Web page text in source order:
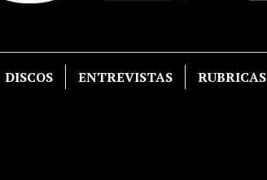
DISCOS ENTREVISTAS RUBRICAS